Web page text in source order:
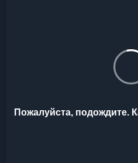
Пожалуйста, подождите.